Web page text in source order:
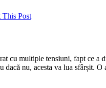
This Post
cu multiple tensiuni, fapt ce a
nu, acesta va lua sfârșit. O